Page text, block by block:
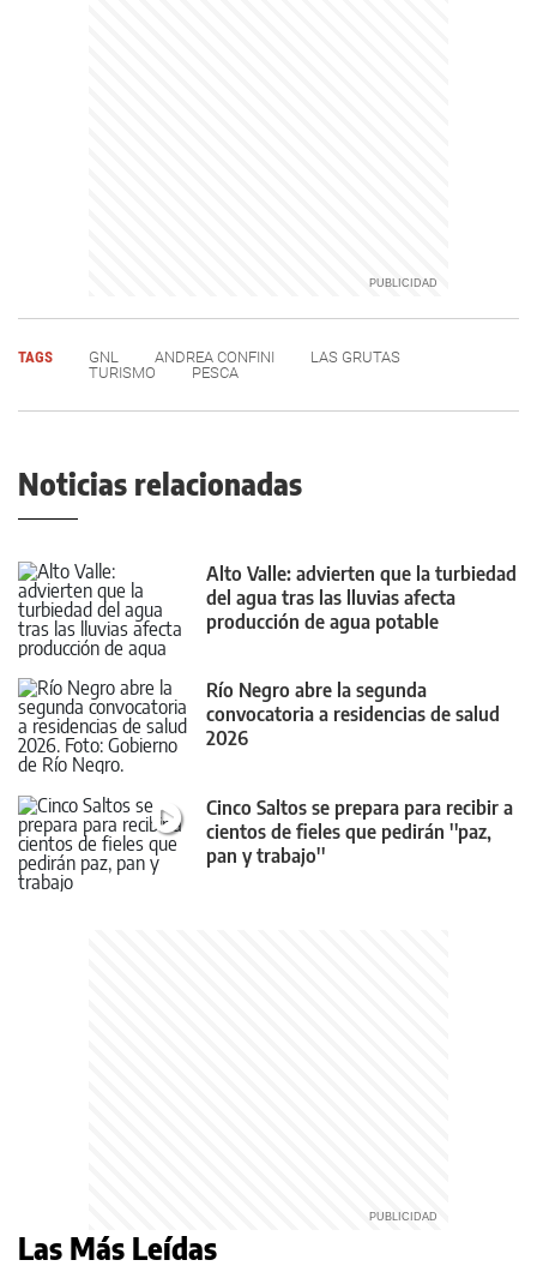
TAGS GNL ANDREA CONFINI
LAS GRUTAS
TURISMO
PESCA
Noticias relacionadas
Alto Valle: advierten que la turbiedad
del agua tras las lluvias afecta
producción de agua potable
Río Negro abre la segunda
convocatoria a residencias de salud
2026
Cinco Saltos se prepara para recibir a
cientos de fieles que pedirán ''paz,
pan y trabajo''
Las Más Leídas